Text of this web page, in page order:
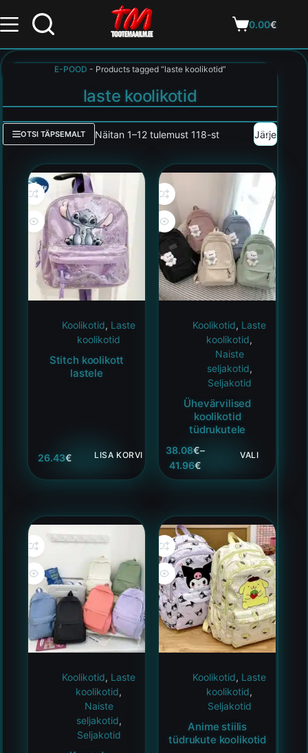
0.00€
E-POOD - Products tagged “laste koolikotid”
laste koolikotid
OTSI TÄPSEMALT Näitan 1–12 tulemust 118-st
Koolikotid, Laste
koolikotid
Stitch koolikott
lastele
26.43€ LISA KORVI
Koolikotid, Laste
koolikotid,
Naiste
seljakotid,
Seljakotid
Ühevärvilised
koolikotid
tüdrukutele
38.08€–
41.96€
VALI
Koolikotid, Laste
koolikotid,
Naiste
seljakotid,
Seljakotid
Koolikotid, Laste
koolikotid,
Seljakotid
Anime stiilis
tüdrukute koolikotid